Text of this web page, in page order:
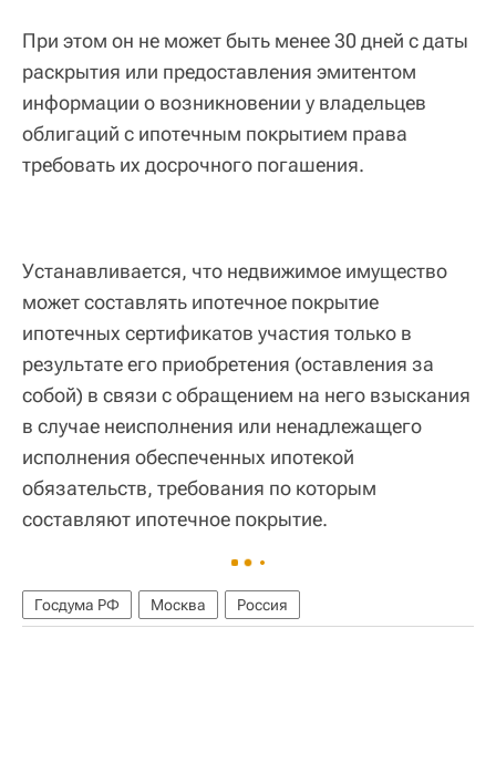
При этом он не может быть менее 30 дней с даты
раскрытия или предоставления эмитентом
информации о возникновении у владельцев
облигаций с ипотечным покрытием права
требовать их досрочного погашения.
Устанавливается, что недвижимое имущество
может составлять ипотечное покрытие
ипотечных сертификатов участия только в
результате его приобретения (оставления за
собой) в связи с обращением на него взыскания
в случае неисполнения или ненадлежащего
исполнения обеспеченных ипотекой
обязательств, требования по которым
составляют ипотечное покрытие.
Госдума РФ Москва Россия